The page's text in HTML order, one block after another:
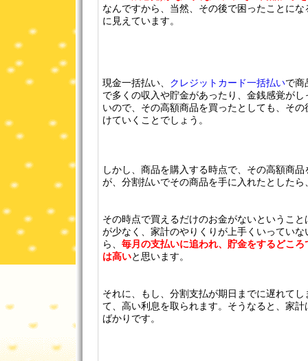
なんですから、当然、その後で困ったことに
に見えています。
現金一括払い、 クレジットカード一括払いで商
で多くの収入や貯金があったり、金銭感覚が
いので、その高額商品を買ったとしても、そ
けていくことでしょう。
しかし、商品を購入する時点で、その高額商
が、分割払いでその商品を手に入れたとした
その時点で買えるだけのお金がないというこ
が少なく、家計のやりくりが上手くいってい
ら、 毎月の支払いに追われ、貯金をするどこ
は高いと思います。
それに、もし、分割支払が期日までに遅れて
て、高い利息を取られます。そうなると、家
ばかりです。